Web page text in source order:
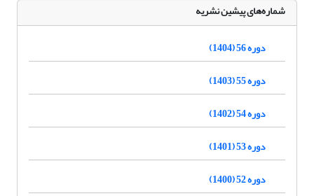
شماره‌های پیشین نشریه
دوره 56 (1404)
دوره 55 (1403)
دوره 54 (1402)
دوره 53 (1401)
دوره 52 (1400)